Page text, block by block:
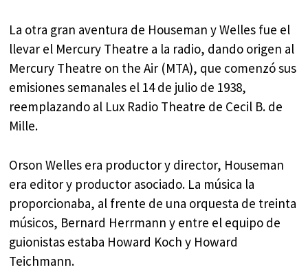
La otra gran aventura de Houseman y Welles fue el
llevar el Mercury Theatre a la radio, dando origen al
Mercury Theatre on the Air (MTA), que comenzó sus
emisiones semanales el 14 de julio de 1938,
reemplazando al Lux Radio Theatre de Cecil B. de
Mille.
Orson Welles era productor y director, Houseman
era editor y productor asociado. La música la
proporcionaba, al frente de una orquesta de treinta
músicos, Bernard Herrmann y entre el equipo de
guionistas estaba Howard Koch y Howard
Teichmann.